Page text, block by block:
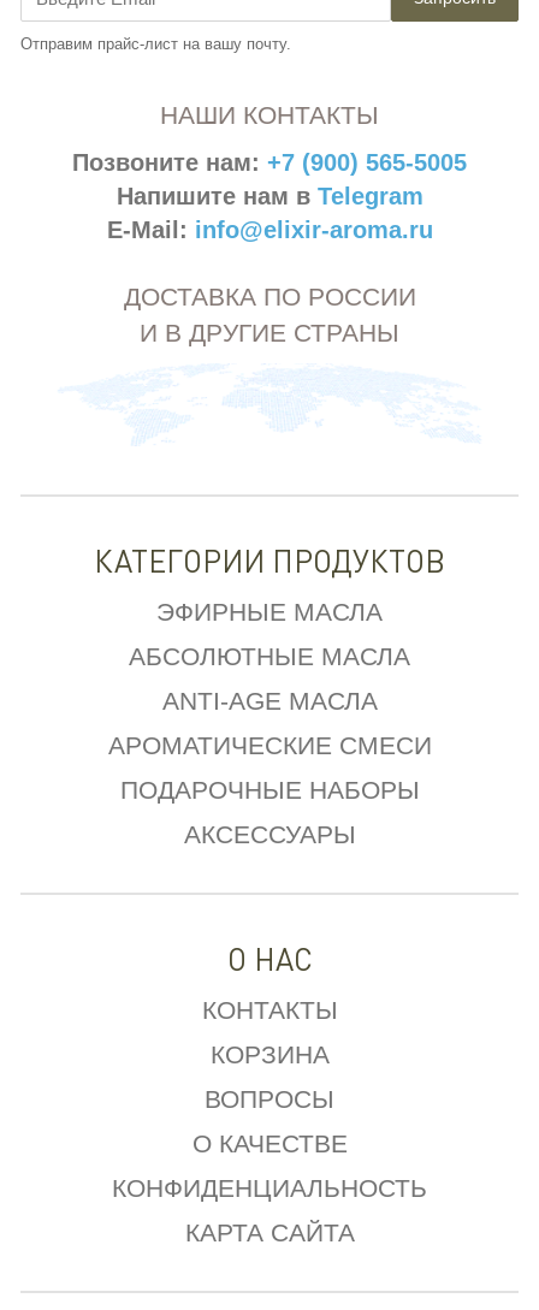
Отправим прайс-лист на вашу почту.
НАШИ КОНТАКТЫ
Позвоните нам: +7 (900) 565-5005
Напишите нам в Telegram
E-Mail: info@elixir-aroma.ru
ДОСТАВКА ПО РОССИИ
И В ДРУГИЕ СТРАНЫ
КАТЕГОРИИ ПРОДУКТОВ
ЭФИРНЫЕ МАСЛА
АБСОЛЮТНЫЕ МАСЛА
ANTI-AGE МАСЛА
АРОМАТИЧЕСКИЕ СМЕСИ
ПОДАРОЧНЫЕ НАБОРЫ
АКСЕССУАРЫ
О НАС
КОНТАКТЫ
КОРЗИНА
ВОПРОСЫ
О КАЧЕСТВЕ
КОНФИДЕНЦИАЛЬНОСТЬ
КАРТА САЙТА